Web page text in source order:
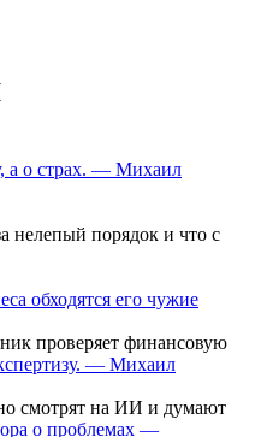
а о страх. — Михаил
нелепый порядок и что с
обходятся его чужие
проверяет финансовую
— Михаил
смотрят на ИИ и думают
о проблемах —